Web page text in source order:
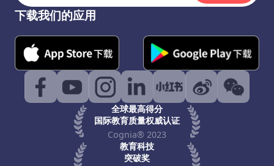
下载我们的应用
全球最高得分
国际教育质量权威认证
Cognia® 2023
教育科技
突破奖